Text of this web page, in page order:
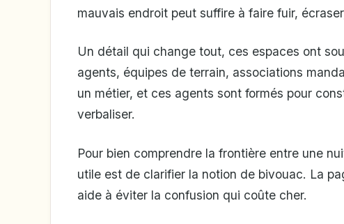
mauvais endroit peut suffire à faire fuir,
Un détail qui change tout, ces espaces ont
agents, équipes de terrain, associations
un métier, et ces agents sont formés pour
verbaliser.
Pour bien comprendre la frontière entre une
utile est de clarifier la notion de bivouac. La
aide à éviter la confusion qui coûte cher.